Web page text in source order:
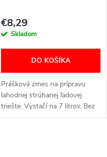
€8,29
Skladom
DO KOŠÍKA
Prášková zmes na prípravu
lahodnej strúhanej ľadovej
triešte. Vystačí na 7 litrov. Bez
GMO. Bez chemických farbív a